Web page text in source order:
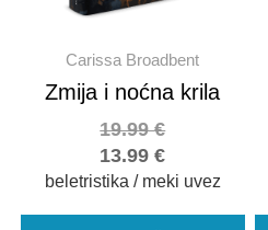
Carissa Broadbent
Zmija i noćna krila
13.99€
19.99€
beletristika / meki uvez